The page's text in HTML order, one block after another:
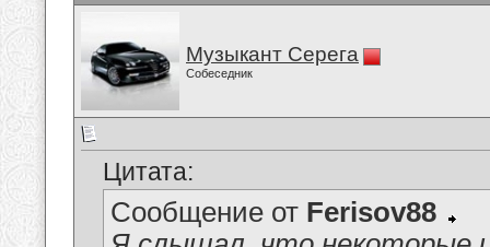
Музыкант Серега
Собеседник
Цитата:
Сообщение от Ferisov88